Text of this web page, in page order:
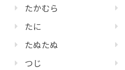
たかむら
たに
たぬたぬ
つじ